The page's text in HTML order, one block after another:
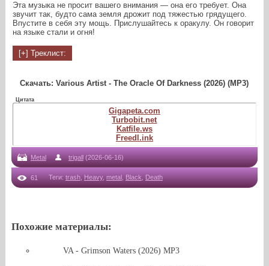
Эта музыка не просит вашего внимания — она его требует. Она
звучит так, будто сама земля дрожит под тяжестью грядущего.
Впустите в себя эту мощь. Прислушайтесь к оракулу. Он говорит
на языке стали и огня!
Скачать: Various Artist - The Oracle Of Darkness (2026) (MP3)
Цитата
Gigapeta.com
Turbobit.net
Katfile.ws
Freedl.ink
Metal trigall (2026-06-16)
61 Теги: trash,Heavy,metal,Black,Death
Похожие материалы:
VA - Grimson Waters (2026) MP3